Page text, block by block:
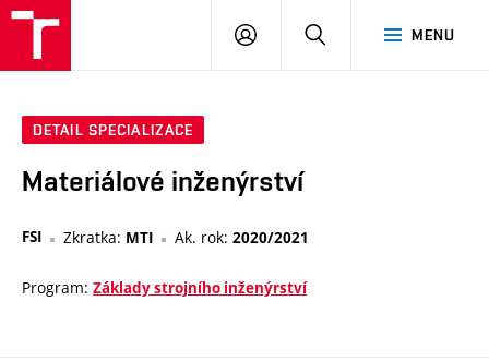
MENU
PŘIHLÁSIT
DETAIL SPECIALIZACE
Materiálové inženýrství
FSI Zkratka: MTI Ak. rok: 2020/2021
Program: Základy strojního inženýrství